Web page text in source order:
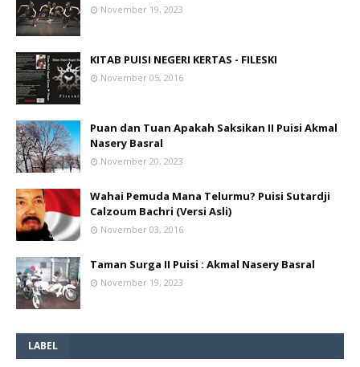
November 19, 2023
KITAB PUISI NEGERI KERTAS - FILESKI
November 05, 2016
Puan dan Tuan Apakah Saksikan II Puisi Akmal
Nasery Basral
November 20, 2023
Wahai Pemuda Mana Telurmu? Puisi Sutardji
Calzoum Bachri (Versi Asli)
November 03, 2016
Taman Surga II Puisi : Akmal Nasery Basral
November 19, 2023
LABEL